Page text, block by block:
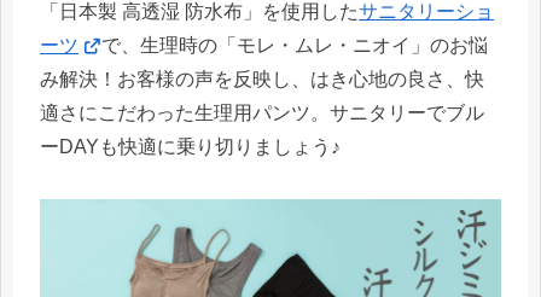
「日本製 高透湿 防水布」を使用したサニタリーショ
ーツ
で、生理時の「モレ・ムレ・ニオイ」のお悩
み解決！お客様の声を反映し、はき心地の良さ、快
適さにこだわった生理用パンツ。サニタリーでブル
ーDAYも快適に乗り切りましょう♪